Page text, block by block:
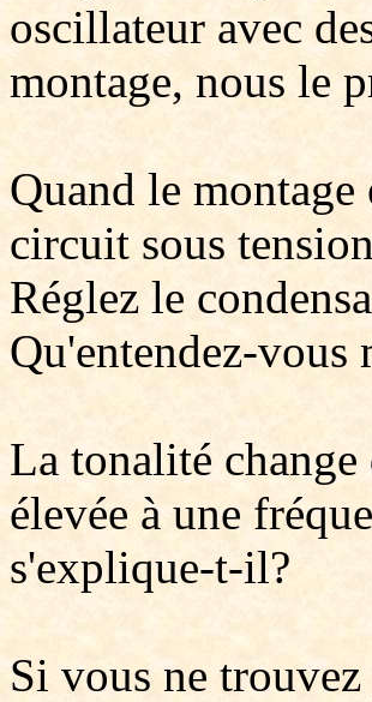
oscillateur avec
montage, nous le
Quand le
circuit sous
Réglez le
Qu'entendez-vous
La tonalité change
élevée à une
s'explique-t-il?
Si vous ne trouvez